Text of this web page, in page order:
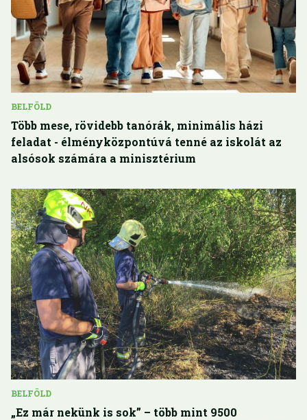
BELFÖLD
Több mese, rövidebb tanórák, minimális házi
feladat - élményközpontúvá tenné az iskolát az
alsósok számára a minisztérium
BELFÖLD
„Ez már nekünk is sok” – több mint 9500